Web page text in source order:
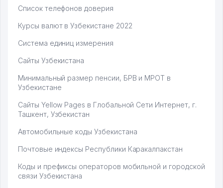
Список телефонов доверия
Курсы валют в Узбекистане 2022
Система единиц измерения
Сайты Узбекистана
Минимальный размер пенсии, БРВ и МРОТ в
Узбекистане
Сайты Yellow Pages в Глобальной Сети Интернет, г.
Ташкент, Узбекистан
Автомобильные коды Узбекистана
Почтовые индексы Республики Каракалпакстан
Коды и префиксы операторов мобильной и городской
связи Узбекистана